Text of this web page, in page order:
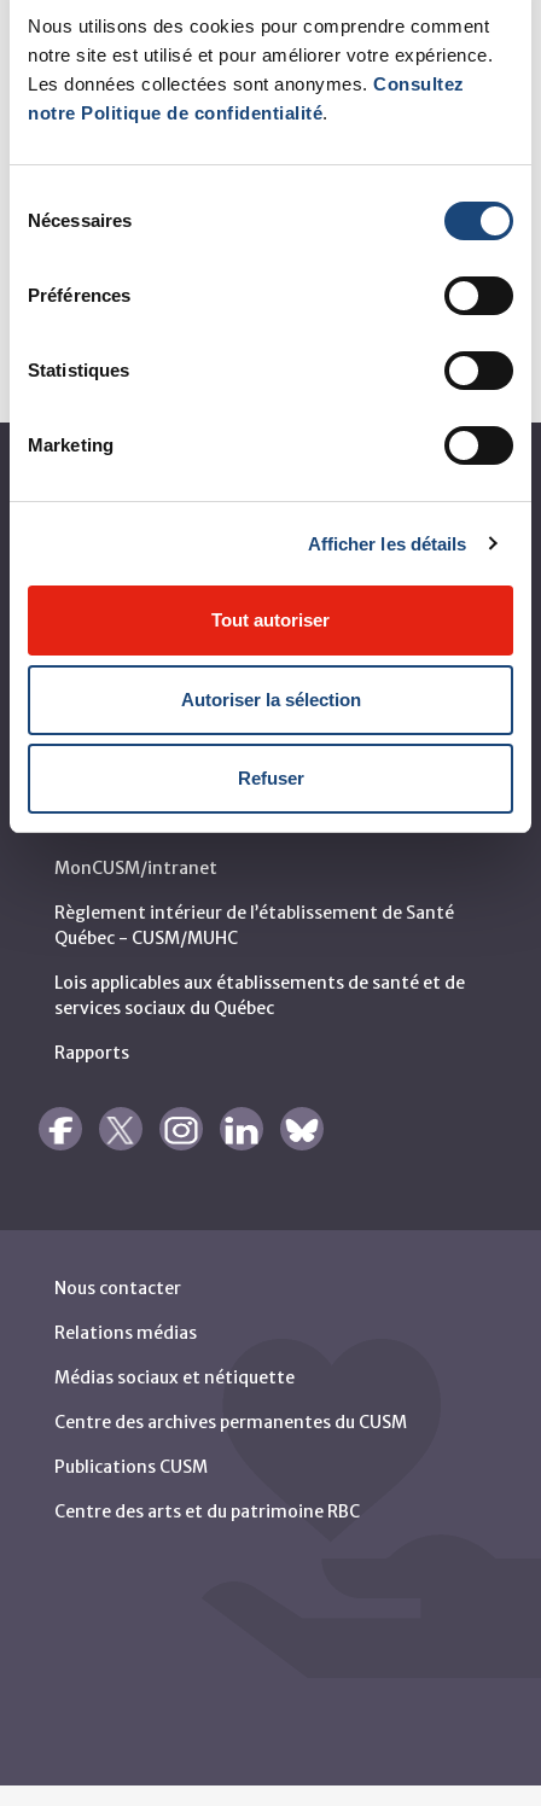
Nous utilisons des cookies pour comprendre comment
notre site est utilisé et pour améliorer votre expérience.
Les données collectées sont anonymes. Consultez
notre Politique de confidentialité.
Nécessaires
Préférences
Statistiques
Marketing
Afficher les détails
Tout autoriser
Autoriser la sélection
Refuser
Cliniques et interpersonnelles
De communication, d’écoute active, de gestion de
temps
De réseautage
Pour plus d’information sur le programme Crescendo,
Leaders organisationnels
Vision, mission et valeurs
Départements et services cliniques
MonCUSM/intranet
Règlement intérieur de l’établissement de Santé
Québec - CUSM/MUHC
Lois applicables aux établissements de santé et de
services sociaux du Québec
Rapports
Nous contacter
Relations médias
Médias sociaux et nétiquette
Centre des archives permanentes du CUSM
Publications CUSM
Centre des arts et du patrimoine RBC